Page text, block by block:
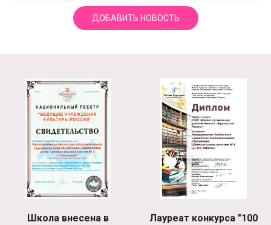
ДОБАВИТЬ НОВОСТЬ
Школа внесена в
Лауреат конкурса "100